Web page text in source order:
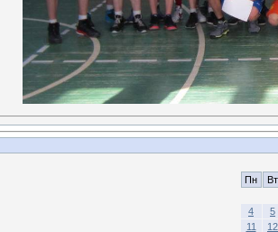
Пн Вт
4
5
11
12